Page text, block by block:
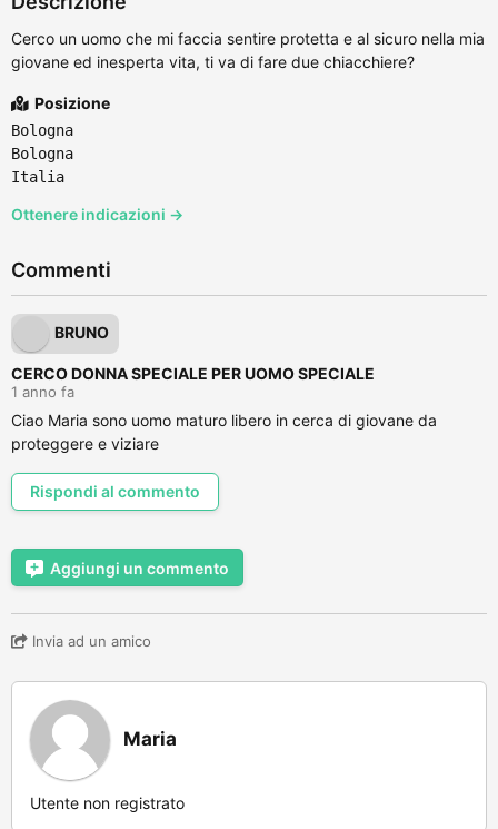
Cerco un uomo che mi faccia sentire protetta e al sicuro nella mia
giovane ed inesperta vita, ti va di fare due chiacchiere?
Posizione
Bologna
Bologna
Italia
Ottenere indicazioni →
Commenti
BRUNO
CERCO DONNA SPECIALE PER UOMO SPECIALE
1 anno fa
Ciao Maria sono uomo maturo libero in cerca di giovane da
proteggere e viziare
Rispondi al commento
Aggiungi un commento
Invia ad un amico
Maria
Utente non registrato